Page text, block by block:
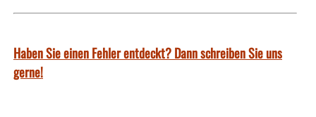
Haben Sie einen Fehler entdeckt? Dann schreiben Sie uns
gerne!